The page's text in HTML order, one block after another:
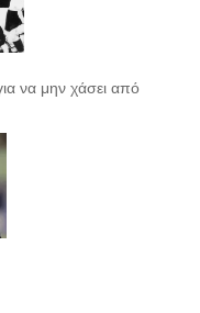
να μην χάσει από